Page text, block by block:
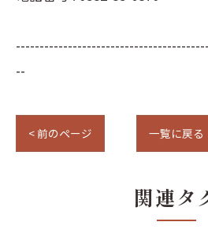
--
< 前のページ 一覧に戻る
関連タ